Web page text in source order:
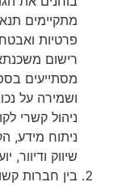
מתקיימים
פרטיות
רישום
מסתייעים
ושמירה על
ניתוח מידע,
שיווק ודיוור,
בין חברות